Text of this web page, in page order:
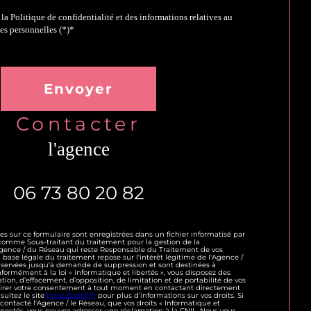
la Politique de confidentialité et des informations relatives au
personnelles (*)*
Envoyer
contacter
l'agence
06 73 80 20 82
sur ce formulaire sont enregistrées dans un fichier informatisé par
Sous-traitant du traitement pour la gestion de la
/ du Réseau qui reste Responsable du Traitement de vos
base légale du traitement repose sur l'intérêt légitime de l'Agence /
jusqu'à demande de suppression et sont destinées à
à la loi « informatique et libertés », vous disposez des
d’effacement, d’opposition, de limitation et de portabilité de vos
votre consentement à tout moment en contactant directement
le site https://cnil.fr/frpour plus d’informations sur vos droits. Si
l'Agence / le Réseau, que vos droits « Informatique et